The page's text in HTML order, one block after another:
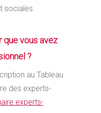
sociales.
que vous avez
?
au Tableau
des experts-